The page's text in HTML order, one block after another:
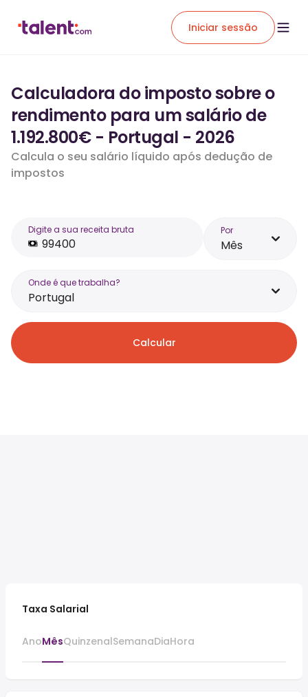
Iniciar sessão
Calculadora do imposto sobre o
rendimento para um salário de
1.192.800€ - Portugal - 2026
Calcula o seu salário líquido após dedução de
impostos
Digite a sua receita bruta Por
Mês
Onde é que trabalha?
Portugal
Calcular
Taxa Salarial
AnoMêsQuinzenalSemanaDiaHora